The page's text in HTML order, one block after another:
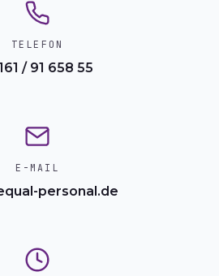
TELEFON
/ 91 658 55
E-MAIL
personal.de